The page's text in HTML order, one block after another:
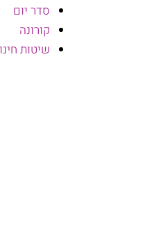
סדר יום
קורונה
שיטות